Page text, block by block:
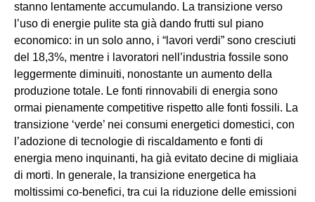
stanno lentamente accumulando. La transizione verso
l’uso di energie pulite sta già dando frutti sul piano
economico: in un solo anno, i “lavori verdi” sono cresciuti
del 18,3%, mentre i lavoratori nell’industria fossile sono
leggermente diminuiti, nonostante un aumento della
produzione totale. Le fonti rinnovabili di energia sono
ormai pienamente competitive rispetto alle fonti fossili. La
transizione ‘verde’ nei consumi energetici domestici, con
l’adozione di tecnologie di riscaldamento e fonti di
energia meno inquinanti, ha già evitato decine di migliaia
di morti. In generale, la transizione energetica ha
moltissimi co-benefici, tra cui la riduzione delle emissioni